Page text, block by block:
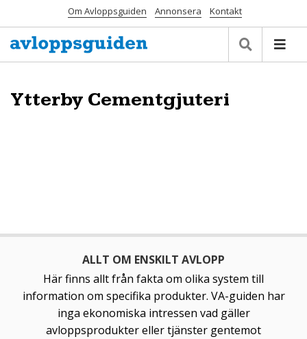
Om Avloppsguiden Annonsera Kontakt
Ytterby Cementgjuteri
ALLT OM ENSKILT AVLOPP
Här finns allt från fakta om olika system till
information om specifika produkter. VA-guiden har
inga ekonomiska intressen vad gäller
avloppsprodukter eller tjänster gentemot